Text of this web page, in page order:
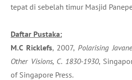
tepat di sebelah timur Masjid
Daftar Pustaka:
M.C Ricklefs, 2007,Polarising
Other Visions, C. 1830-1930,
of Singapore Press.